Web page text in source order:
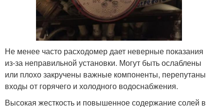
Не менее часто расходомер дает неверные показания
из-за неправильной установки. Могут быть ослаблены
или плохо закручены важные компоненты, перепутаны
входы от горячего и холодного водоснабжения.
Высокая жесткость и повышенное содержание солей в